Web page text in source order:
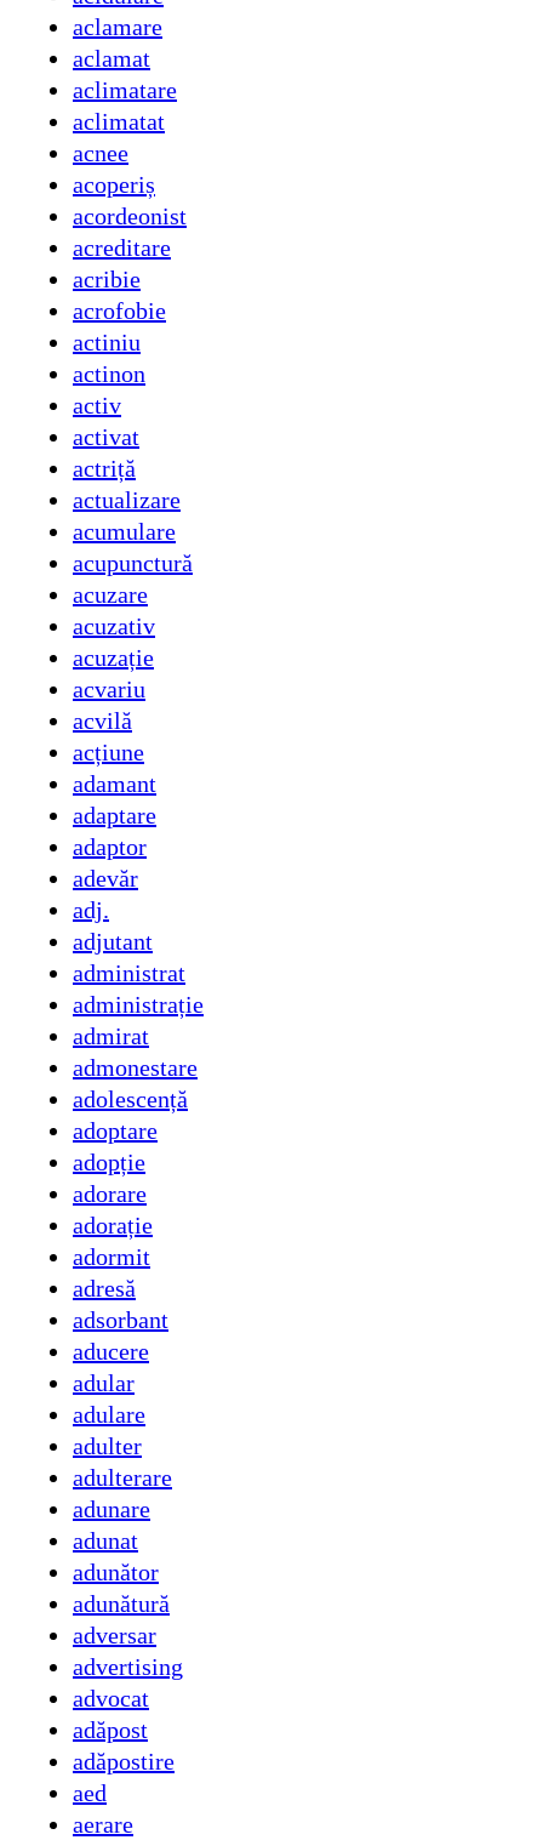
aclamare
aclamat
aclimatare
aclimatat
acnee
acoperiș
acordeonist
acreditare
acribie
acrofobie
actiniu
actinon
activ
activat
actriță
actualizare
acumulare
acupunctură
acuzare
acuzativ
acuzație
acvariu
acvilă
acțiune
adamant
adaptare
adaptor
adevăr
adj.
adjutant
administrat
administrație
admirat
admonestare
adolescență
adoptare
adopție
adorare
adorație
adormit
adresă
adsorbant
aducere
adular
adulare
adulter
adulterare
adunare
adunat
adunător
adunătură
adversar
advertising
advocat
adăpost
adăpostire
aed
aerare